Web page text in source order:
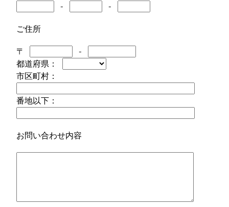
- -
ご住所
〒
-
都道府県：
市区町村：
番地以下：
お問い合わせ内容